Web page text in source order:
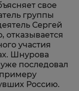
свое
группы
Сергей
отказывается
участия
Шнурова
последовал
Россию.